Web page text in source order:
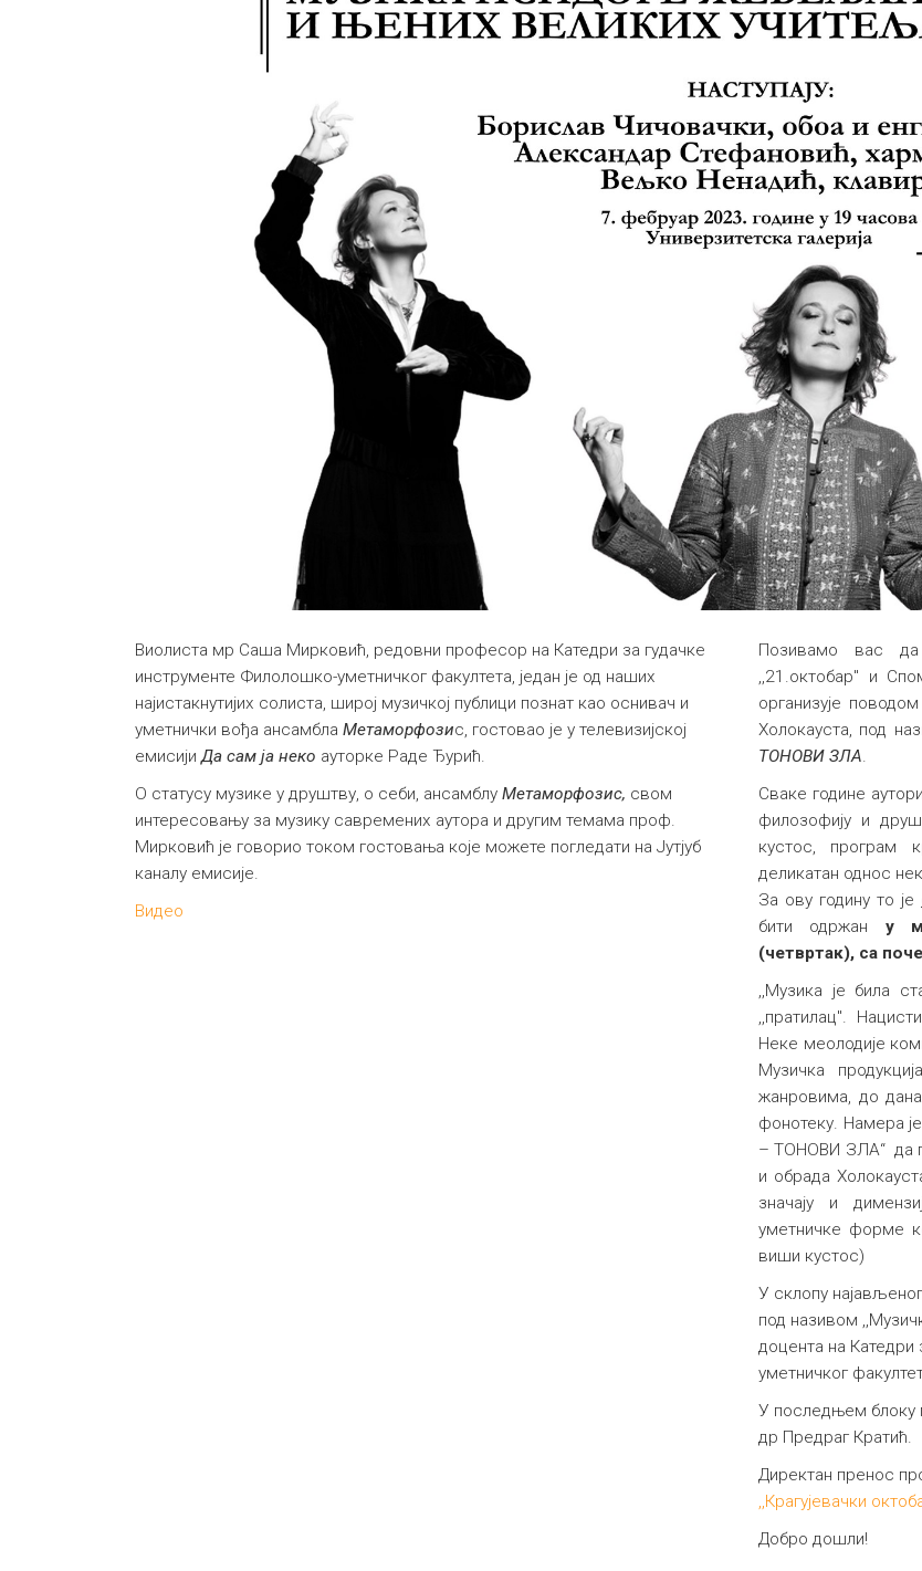
Виолиста мр Саша Мирковић, редовни професор на Катедри за гудачке
инструменте Филолошко-уметничког факултета, један је од наших
најистакнутијих солиста, широј музичкој публици познат као оснивач и
уметнички вођа ансамбла Метаморфозис, гостовао је у телевизијској
емисијиДа сам ја неко ауторке Раде Ђурић.
О статусу музике у друштву, о себи, ансамблу Метаморфозис, свом
интересовању за музику савремених аутора и другим темама проф.
Мирковић је говорио током гостовања које можете погледати на Јутјуб
каналу емисије.
Видео
Позивамо вас да
,,21.октобар" и
организује
Холокауста, под
ТОНОВИ ЗЛА.
Сваке године
филозофију и
кустос, програм
деликатан однос
За ову годину то је
бити одржан у
(четвртак), са
,,Музика је била
,,пратилац".
Неке меолодије
Музичка
жанровима, до
фонотеку. Намера
– ТОНОВИ ЗЛА“ да
и обрада
значају и
уметничке форме
виши кустос)
У склопу
под називом
доцента на Катедри
уметничког
У последњем блоку
др Предраг Кратић.
Директан пренос
,,Крагујевачки
Добро дошли!